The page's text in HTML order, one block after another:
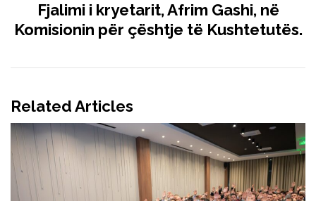
Fjalimi i kryetarit, Afrim Gashi, në
Komisionin për çështje të Kushtetutës.
Related Articles